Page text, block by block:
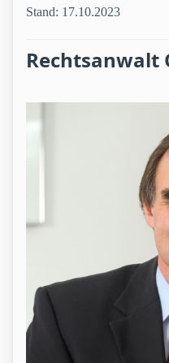
Stand: 17.10.2023
Rechtsanwalt